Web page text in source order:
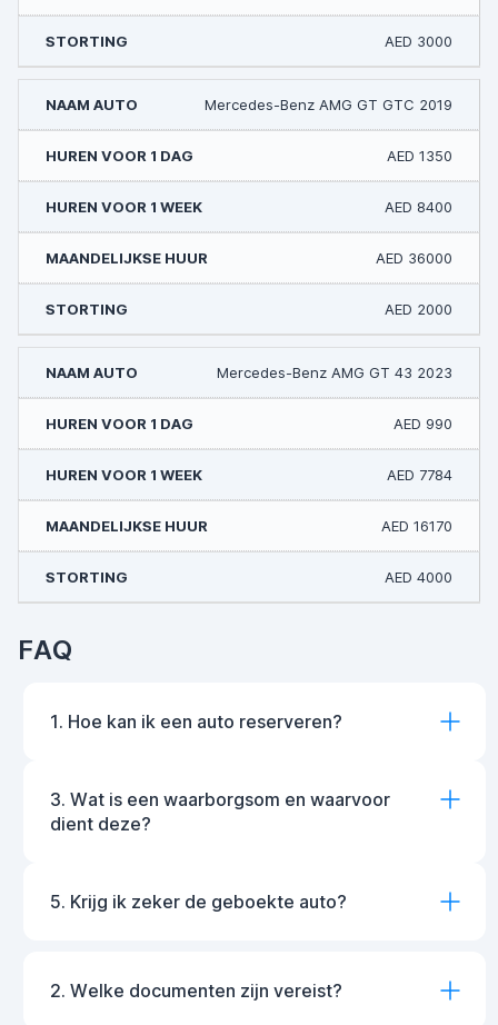
AED 3000
Mercedes-Benz AMG GT GTC 2019
AED 1350
AED 8400
AED 36000
AED 2000
Mercedes-Benz AMG GT 43 2023
AED 990
AED 7784
AED 16170
AED 4000
FAQ
1. Hoe kan ik een auto reserveren?
3. Wat is een waarborgsom en waarvoor
dient deze?
5. Krijg ik zeker de geboekte auto?
2. Welke documenten zijn vereist?